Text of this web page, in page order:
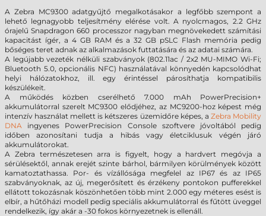
A Zebra MC9300 adatgyűjtő megalkotásakor a legfőbb szempont a
lehető legnagyobb teljesítmény elérése volt. A nyolcmagos, 2.2 GHz
órajelű Snapdragon 660 processzor nagyban megnövekedett számítási
kapacitást ígér, a 4 GB RAM és a 32 GB pSLC Flash memória pedig
bőséges teret adnak az alkalmazások futtatására és az adatai számára.
A legújabb vezeték nélküli szabványok (802.11ac / 2x2 MU-MIMO Wi-Fi;
Bluetooth 5.0, opcionális NFC) használatával könnyedén kapcsolódhat
helyi hálózatokhoz, ill. egy érintéssel párosíthatja kompatibilis
készülékeit.
A működés közben cserélhető 7.000 mAh PowerPrecision+
akkumulátorral szerelt MC9300 elődjéhez, az MC9200-hoz képest még
intenzív használat mellett is kétszeres üzemidőre képes, a Zebra Mobility
DNA ingyenes PowerPrecision Console szoftvere jóvoltából pedig
időben azonosítani tudja a hibás vagy életciklusuk végén járó
akkumulátorokat.
A Zebra természetesen arra is figyelt, hogy a hardvert megóvja a
sérülésektől, annak erejét szinte bárhol, bármilyen körülmények között
kamatoztathassa. Por- és vízállósága megfelel az IP67 és az IP65
szabványoknak, az új, megerősített és érzékeny pontokon pufferekkel
ellátott tokozásnak köszönhetően több mint 2.000 egy méteres esést is
elbír, a hűtőházi modell pedig speciális akkumulátorral és fűtött üveggel
rendelkezik, így akár a -30 fokos környezetnek is ellenáll.